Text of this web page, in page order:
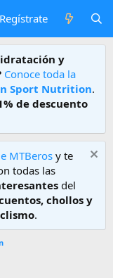
Regístrate
y
Conoce toda la
Sport Nutrition.
de descuento
MTBerosy te
todas las
del
chollos y
.